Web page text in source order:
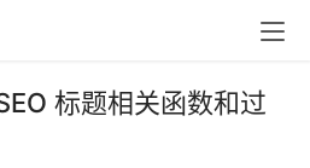
标题相关函数和过